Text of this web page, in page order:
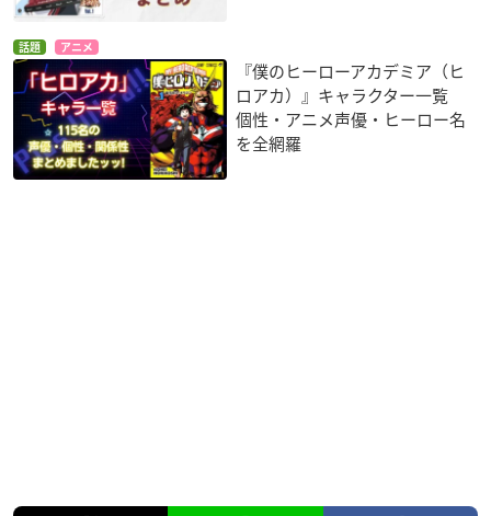
話題 アニメ
『僕のヒーローアカデミア（ヒ
ロアカ）』キャラクター一覧
個性・アニメ声優・ヒーロー名
を全網羅